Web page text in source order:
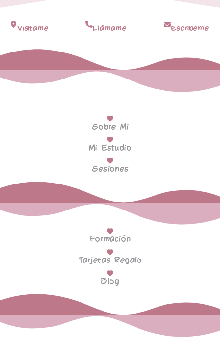
Visítame Llámame Escríbeme
Sobre Mi
Mi Estudio
Sesiones
Formación
Tarjetas Regalo
Blog